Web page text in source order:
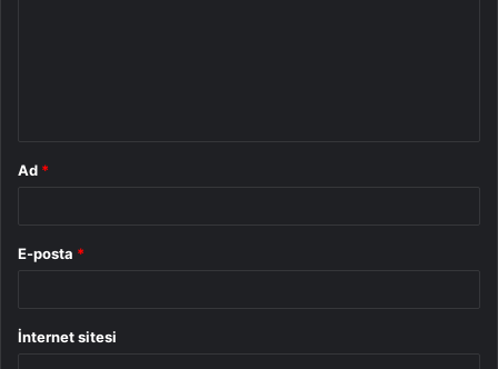
Ad *
E-posta *
İnternet sitesi